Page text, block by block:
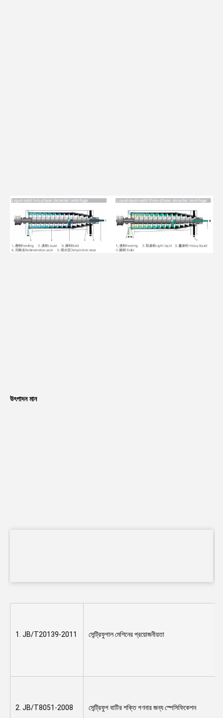
উৎপাদন মান
1. JB/T20139-2011 সেন্ট্রিফুগাল মেশিনের প্রয়োজনীয়তা
2. JB/T8051-2008 সেন্ট্রিফুগ বাটির শক্তি গণনার জন্য স্পেসিফিকেশন